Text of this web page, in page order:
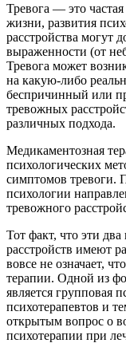
Тревога — это
жизни, развития
расстройства могут
выраженности (от
Тревога может
на какую-либо
беспричинный или
тревожных
различных подхода.
Медикаментозная
психологических
симптомов тревоги.
психологии
тревожного
Тот факт, что эти
расстройств имеют
вовсе не означает,
терапии. Одной из
является групповая
психотерапевтов и
открытым вопрос о
психотерапии при